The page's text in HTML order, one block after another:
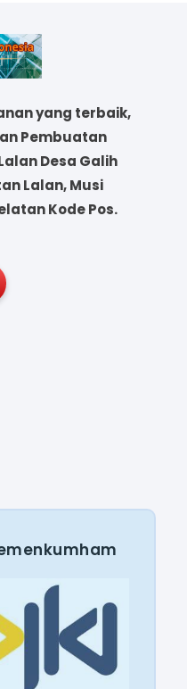
yang terbaik,
Pembuatan
Desa Galih
Lalan, Musi
Kode Pos.